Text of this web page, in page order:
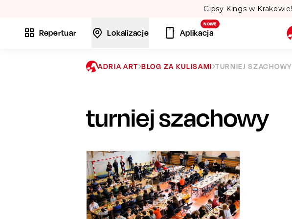
Gipsy Kings w Krakowie! Twórcy przebojów: „Bamboléo” i „Volare”. 💃
Repertuar Lokalizacje
NOWE
Aplikacja
ADRIA ART BLOG ZA KULISAMI TURNIEJ SZACHOWY
turniej szachowy